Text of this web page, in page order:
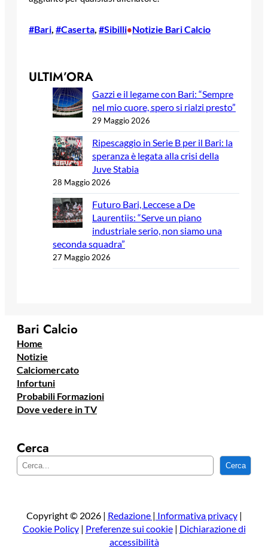
#Bari, #Caserta, #Sibilli•Notizie Bari Calcio
ULTIM’ORA
Gazzi e il legame con Bari: “Sempre
nel mio cuore, spero si rialzi presto”
29 Maggio 2026
Ripescaggio in Serie B per il Bari: la
speranza è legata alla crisi della
Juve Stabia
28 Maggio 2026
Futuro Bari, Leccese a De
Laurentiis: “Serve un piano
industriale serio, non siamo una
seconda squadra”
27 Maggio 2026
Bari Calcio
Home
Notizie
Calciomercato
Infortuni
Probabili Formazioni
Dove vedere in TV
Cerca
e
a
Cerca
Copyright © 2026 | Redazione | Informativa privacy|
Cookie Policy| Preferenze sui cookie| Dichiarazione di
accessibilità